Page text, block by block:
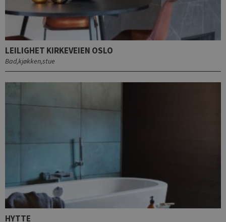
LEILIGHET KIRKEVEIEN OSLO
Bad,kjøkken,stue
HYTTE